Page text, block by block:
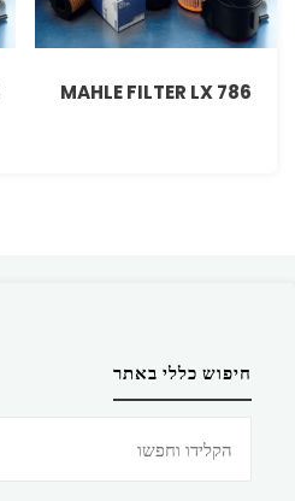
MAHLE FILTER LX 786
חיפוש כללי באתר